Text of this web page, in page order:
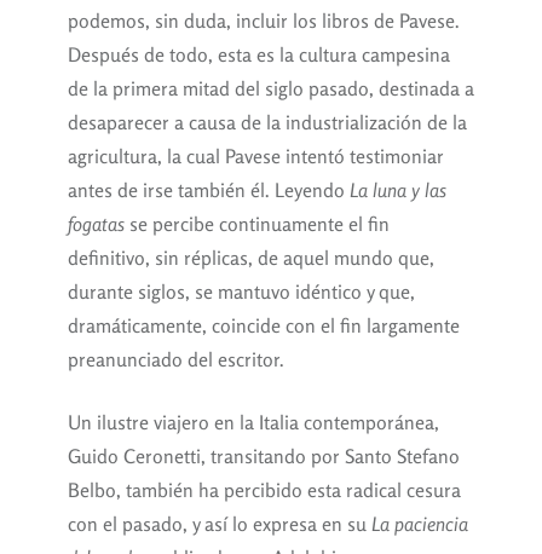
podemos, sin duda, incluir los libros de Pavese.
Después de todo, esta es la cultura campesina
de la primera mitad del siglo pasado, destinada a
desaparecer a causa de la industrialización de la
agricultura, la cual Pavese intentó testimoniar
antes de irse también él. Leyendo La luna y las
fogatas se percibe continuamente el fin
definitivo, sin réplicas, de aquel mundo que,
durante siglos, se mantuvo idéntico y que,
dramáticamente, coincide con el fin largamente
preanunciado del escritor.
Un ilustre viajero en la Italia contemporánea,
Guido Ceronetti, transitando por Santo Stefano
Belbo, también ha percibido esta radical cesura
con el pasado, y así lo expresa en su La paciencia